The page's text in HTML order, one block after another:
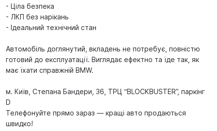
- Ціла безпека
- ЛКП без нарікань
- Ідеальний технічний стан
Автомобіль доглянутий, вкладень не потребує, повністю
готовий до експлуатації. Виглядає ефектно та їде так, як
має їхати справжній BMW.
м. Київ, Степана Бандери, 36, ТРЦ “BLOCKBUSTER”, паркінг
D
Телефонуйте прямо зараз — кращі авто продаються
швидко!